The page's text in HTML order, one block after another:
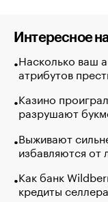
Интересное
Насколько ваш
атрибутов
Казино
разрушают
Выживают
избавляются от
Как банк
кредиты